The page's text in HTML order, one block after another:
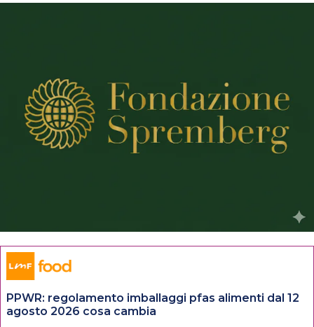
PPWR: regolamento imballaggi pfas alimenti dal 12
agosto 2026 cosa cambia